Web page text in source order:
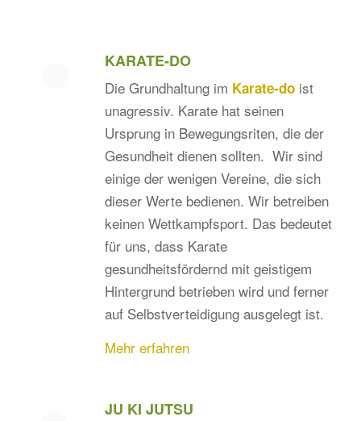
KARATE-DO
Die Grundhaltung im Karate-doist
unagressiv. Karate hat seinen
Ursprung in Bewegungsriten, die der
Gesundheit dienen sollten. Wir sind
einige der wenigen Vereine, die sich
dieser Werte bedienen. Wir betreiben
keinen Wettkampfsport. Das bedeutet
für uns, dass Karate
gesundheitsfördernd mit geistigem
Hintergrund betrieben wird und ferner
auf Selbstverteidigung ausgelegt ist.
Mehr erfahren
JU KI JUTSU